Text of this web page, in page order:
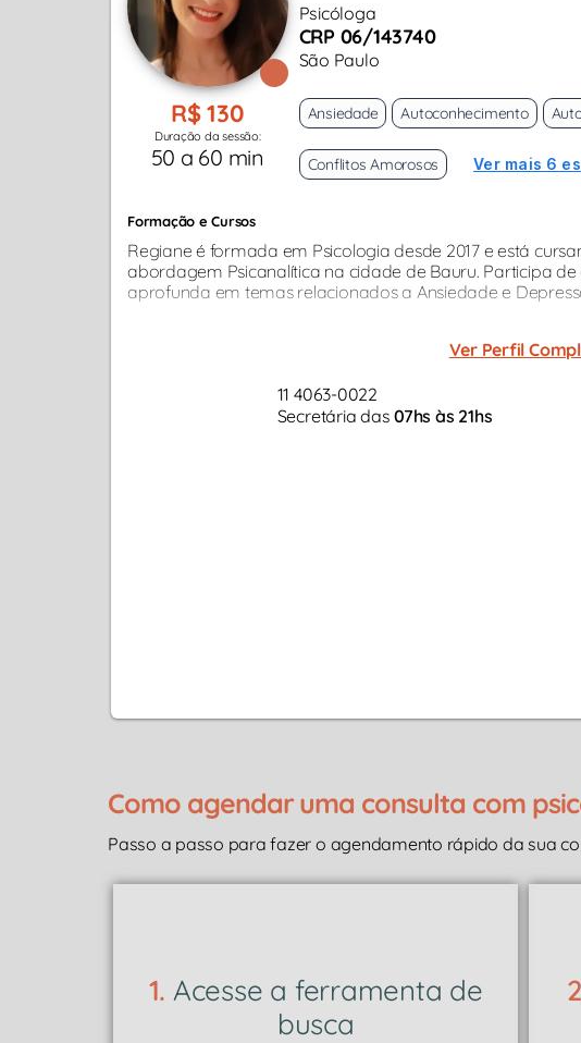
Psicóloga
CRP 06/143740
São Paulo
R$ 130
Duração da sessão:
50 a 60 min
Ansiedade Autoconhecimento
Conflitos Amorosos Ver mais 6
Formação e Cursos
Regiane é formada em Psicologia desde 2017 e está
abordagem Psicanalítica na cidade de Bauru. Participa de
aprofunda em temas relacionados a Ansiedade e
Ver Perfil
11 4063-0022
Secretária das07hs às 21hs
Como agendar uma consulta com
Passo a passo para fazer o agendamento rápido da sua
1. Acesse a ferramenta de
busca